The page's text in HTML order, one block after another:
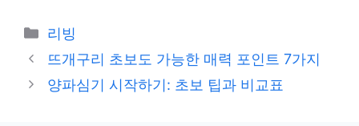
카
테
리
리빙
뜨개구리 초보도 가능한 매력 포인트 7가지
양파심기 시작하기: 초보 팁과 비교표